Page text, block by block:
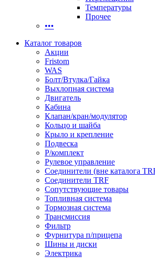
Температуры
Прочее
•••
Каталог товаров
Акции
Fristom
WAS
Болт/Втулка/Гайка
Выхлопная система
Двигатель
Кабина
Клапан/кран/модулятор
Кольцо и шайба
Крыло и крепление
Подвеска
Р/комплект
Рулевое управление
Соединители (вне каталога
Соединители TRF
Сопутствующие товары
Топливная система
Тормозная система
Трансмиссия
Фильтр
Фурнитура п/прицепа
Шины и диски
Электрика